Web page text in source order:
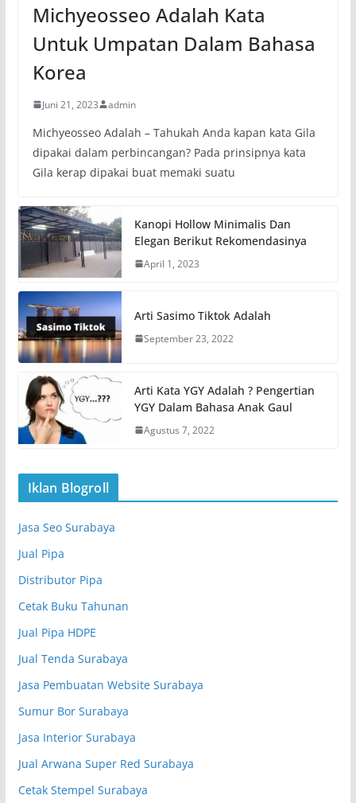
Michyeosseo Adalah Kata
Untuk Umpatan Dalam Bahasa
Korea
Juni 21, 2023 admin
Michyeosseo Adalah – Tahukah Anda kapan kata Gila
dipakai dalam perbincangan? Pada prinsipnya kata
Gila kerap dipakai buat memaki suatu
Kanopi Hollow Minimalis Dan
Elegan Berikut Rekomendasinya
April 1, 2023
Arti Sasimo Tiktok Adalah
September 23, 2022
Arti Kata YGY Adalah ? Pengertian
YGY Dalam Bahasa Anak Gaul
Agustus 7, 2022
Iklan Blogroll
Jasa Seo Surabaya
Jual Pipa
Distributor Pipa
Cetak Buku Tahunan
Jual Pipa HDPE
Jual Tenda Surabaya
Jasa Pembuatan Website Surabaya
Sumur Bor Surabaya
Jasa Interior Surabaya
Jual Arwana Super Red Surabaya
Cetak Stempel Surabaya